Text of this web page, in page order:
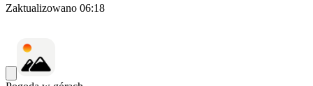
Zaktualizowano 06:18